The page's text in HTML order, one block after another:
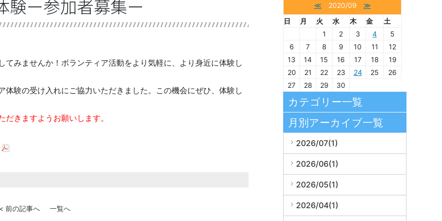
験ー参加者募集ー
みませんか！ボランティア活動をより気軽に、より身近に体験し
験の受け入れにご協力いただきました。この機会にぜひ、体験し
きますようお願いします。
前の記事へ 一覧へ
≪ 2020/09 ≫
日
月 火 水 木 金
土
1
2 3 4
5
6
7 8 9 10 11
12
13
14 15 16 17 18
19
20
21 22 23 24 25
26
27
28 29 30
カテゴリー一覧
月別アーカイブ一覧
2026/07(1)
2026/06(1)
2026/05(1)
2026/04(1)